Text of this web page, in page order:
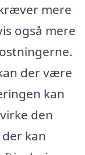
mere
også mere
der være
kan
den
kan